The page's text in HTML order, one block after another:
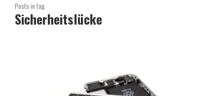
Posts in tag
Sicherheitslücke